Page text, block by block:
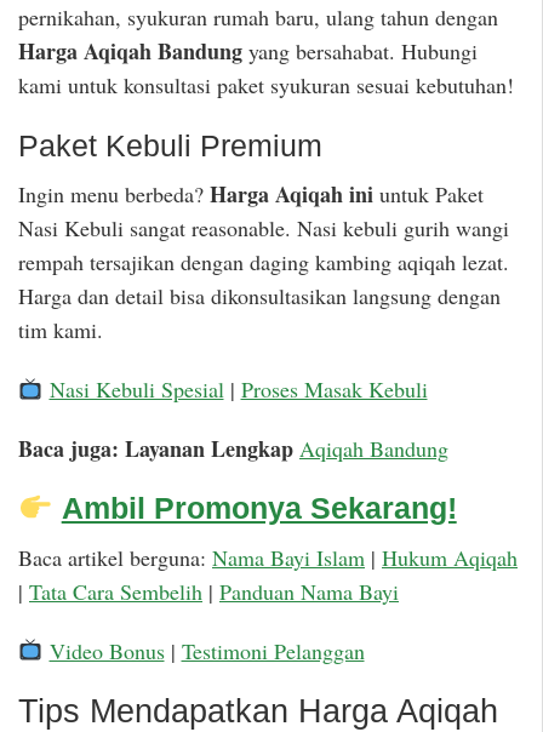
pernikahan, syukuran rumah baru, ulang tahun dengan
Harga Aqiqah Bandung yang bersahabat. Hubungi
kami untuk konsultasi paket syukuran sesuai kebutuhan!
Paket Kebuli Premium
Ingin menu berbeda? Harga Aqiqah ini untuk Paket
Nasi Kebuli sangat reasonable. Nasi kebuli gurih wangi
rempah tersajikan dengan daging kambing aqiqah lezat.
Harga dan detail bisa dikonsultasikan langsung dengan
tim kami.
Nasi Kebuli Spesial| Proses Masak Kebuli
Baca juga: Layanan Lengkap Aqiqah Bandung
Ambil Promonya Sekarang!
Baca artikel berguna: Nama Bayi Islam | Hukum Aqiqah
| Tata Cara Sembelih | Panduan Nama Bayi
Video Bonus| Testimoni Pelanggan
Tips Mendapatkan Harga Aqiqah